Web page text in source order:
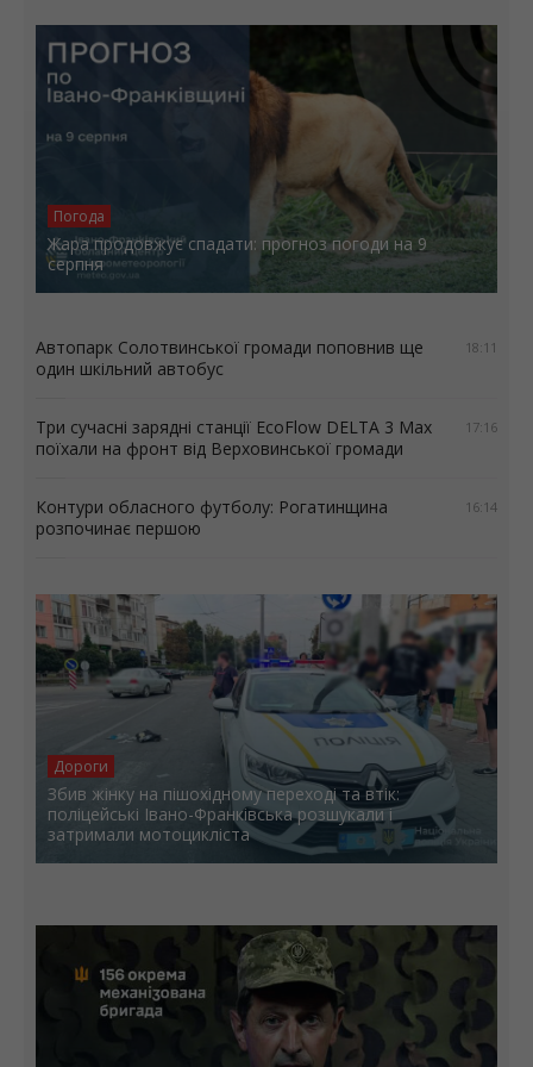
Погода
Жара продовжує спадати: прогноз погоди на 9
серпня
18:11
Автопарк Солотвинської громади поповнив ще
один шкільний автобус
17:16
Три сучасні зарядні станції EcoFlow DELTA 3 Max
поїхали на фронт від Верховинської громади
16:14
Контури обласного футболу: Рогатинщина
розпочинає першою
Дороги
Збив жінку на пішохідному переході та втік:
поліцейські Івано-Франківська розшукали і
затримали мотоцикліста